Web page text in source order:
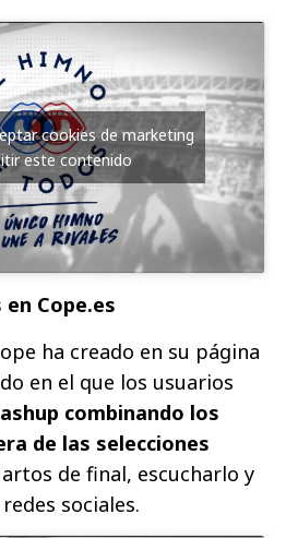
cookies de marketing
este contenido
Cope.es
ha creado en su página
en el que los usuarios
combinando los
de las selecciones
de final, escucharlo y
sociales.